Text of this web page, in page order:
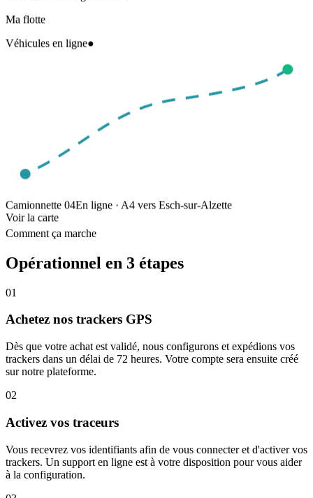
Ma flotte
Véhicules en ligne●
Camionnette 04En ligne · A4 vers Esch-sur-Alzette
Voir la carte
Comment ça marche
Opérationnel en 3 étapes
01
Achetez nos trackers GPS
Dès que votre achat est validé, nous configurons et expédions vos
trackers dans un délai de 72 heures. Votre compte sera ensuite créé
sur notre plateforme.
02
Activez vos traceurs
Vous recevrez vos identifiants afin de vous connecter et d'activer vos
trackers. Un support en ligne est à votre disposition pour vous aider
à la configuration.